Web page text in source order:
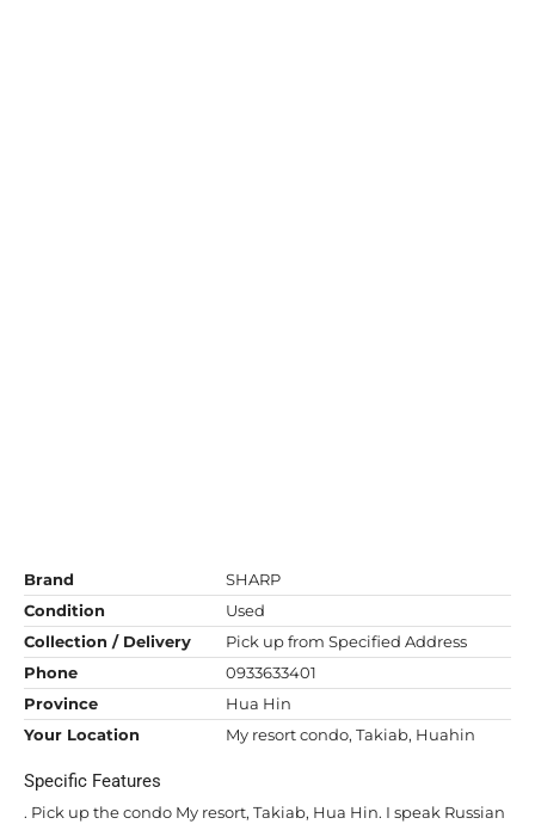
Brand
SHARP
Condition
Used
Collection / Delivery
Pick up from Specified Address
Phone
0933633401
Province
Hua Hin
Your Location
My resort condo, Takiab, Huahin
Specific Features
. Pick up the condo My resort, Takiab, Hua Hin. I speak Russian